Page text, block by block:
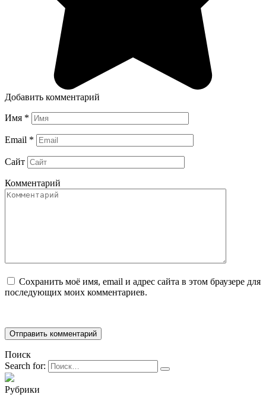
Добавить комментарий
Имя *
Email *
Сайт
Комментарий
Сохранить моё имя, email и адрес сайта в этом браузере для
последующих моих комментариев.
Поиск
Search for:
Рубрики